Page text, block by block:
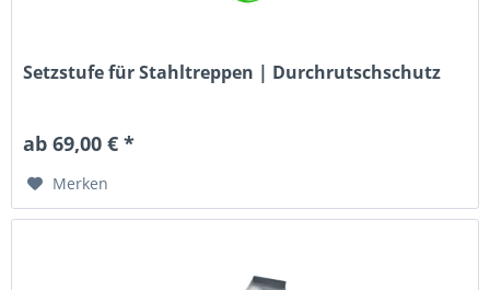
Setzstufe für Stahltreppen | Durchrutschschutz
ab 69,00 € *
Merken